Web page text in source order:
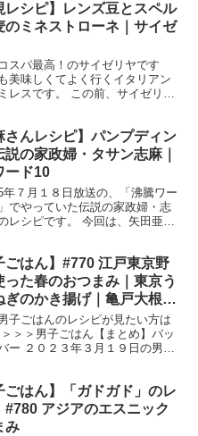
レシピ】レンズ豆とスペル
のミネストローネ｜サイゼ
スパ最高！のサイゼリヤです
美味しくてよく行くイタリアン
レスです。 この前、サイゼリヤ
いただいて、このスープを家で
ないかと作って...
さんレシピ】パンプディン
説の家政婦・タサン志麻｜
ード10
年７月１８日放送の、「沸騰ワー
でやっていた伝説の家政婦・志
レシピです。 今回は、矢田亜希
パンプディング （出典：沸騰ワー
材料...
ごはん】#770 江戸東京野
った春のおつまみ｜東京う
ぎのかき揚げ｜亀戸大根の
キ｜のらぼう菜の素揚げ
あんかけ
子ごはんのレシピが見たい方は
＞＞男子ごはん【まとめ】バッ
ー ２０２３年３月１９日の男子
んかけ 東京うどとねぎのかき揚げ
...
ごはん】「ガドガド」のレ
#780 アジアのエスニック
み